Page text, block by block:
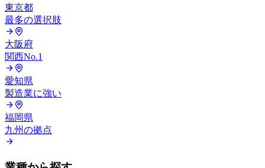
東京都
最多の選択肢
大阪府
関西No.1
愛知県
製造業に強い
福岡県
九州の拠点